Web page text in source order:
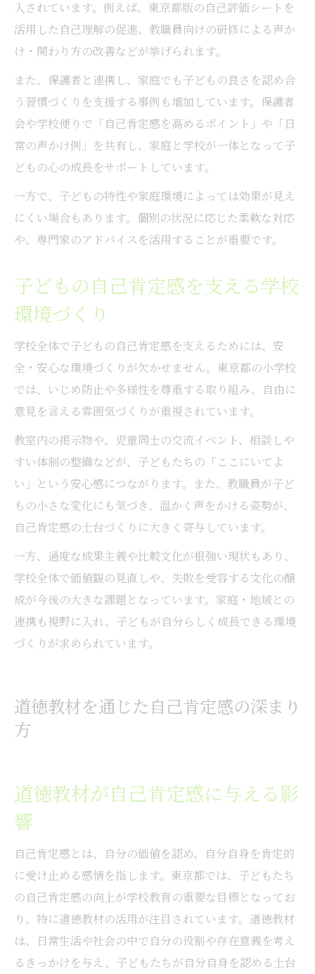
入されています。例えば、東京都版の自己評価シートを
活用した自己理解の促進、教職員向けの研修による声か
け・関わり方の改善などが挙げられます。
また、保護者と連携し、家庭でも子どもの良さを認め合
う習慣づくりを支援する事例も増加しています。保護者
会や学校便りで「自己肯定感を高めるポイント」や「日
常の声かけ例」を共有し、家庭と学校が一体となって子
どもの心の成長をサポートしています。
一方で、子どもの特性や家庭環境によっては効果が見え
にくい場合もあります。個別の状況に応じた柔軟な対応
や、専門家のアドバイスを活用することが重要です。
子どもの自己肯定感を支える学校
環境づくり
学校全体で子どもの自己肯定感を支えるためには、安
全・安心な環境づくりが欠かせません。東京都の小学校
では、いじめ防止や多様性を尊重する取り組み、自由に
意見を言える雰囲気づくりが重視されています。
教室内の掲示物や、児童同士の交流イベント、相談しや
すい体制の整備などが、子どもたちの「ここにいてよ
い」という安心感につながります。また、教職員が子ど
もの小さな変化にも気づき、温かく声をかける姿勢が、
自己肯定感の土台づくりに大きく寄与しています。
一方、過度な成果主義や比較文化が根強い現状もあり、
学校全体で価値観の見直しや、失敗を受容する文化の醸
成が今後の大きな課題となっています。家庭・地域との
連携も視野に入れ、子どもが自分らしく成長できる環境
づくりが求められています。
道徳教材を通じた自己肯定感の深まり
方
道徳教材が自己肯定感に与える影
響
自己肯定感とは、自分の価値を認め、自分自身を肯定的
に受け止める感情を指します。東京都では、子どもたち
の自己肯定感の向上が学校教育の重要な目標となってお
り、特に道徳教材の活用が注目されています。道徳教材
は、日常生活や社会の中で自分の役割や存在意義を考え
るきっかけを与え、子どもたちが自分自身を認める土台